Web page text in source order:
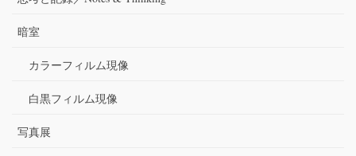
暗室
カラーフィルム現像
白黒フィルム現像
写真展